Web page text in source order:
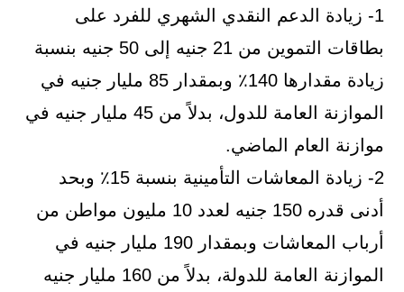
1- زيادة الدعم النقدي الشهري للفرد على
بطاقات التموين من 21 جنيه إلى 50 جنيه بنسبة
زيادة مقدارها 140٪ وبمقدار 85 مليار جنيه في
الموازنة العامة للدول، بدلاً من 45 مليار جنيه في
موازنة العام الماضي.
2- زيادة المعاشات التأمينية بنسبة 15٪ وبحد
أدنى قدره 150 جنيه لعدد 10 مليون مواطن من
أرباب المعاشات وبمقدار 190 مليار جنيه في
الموازنة العامة للدولة، بدلاً من 160 مليار جنيه